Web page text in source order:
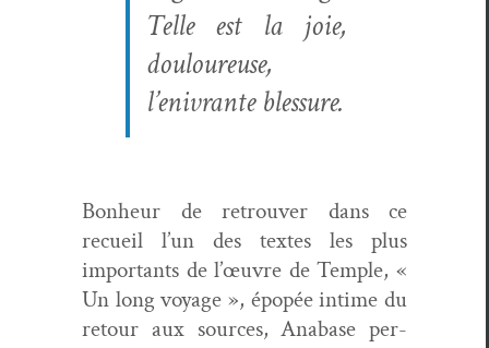
Telle est la joie,
douloureuse,
l’enivrante blessure.
Bon­heur de retrou­ver dans ce
recueil l’un des textes les plus
impor­tants de l’œuvre de Tem­ple, «
Un long voy­age », épopée intime du
retour aux sources, Anabase per­